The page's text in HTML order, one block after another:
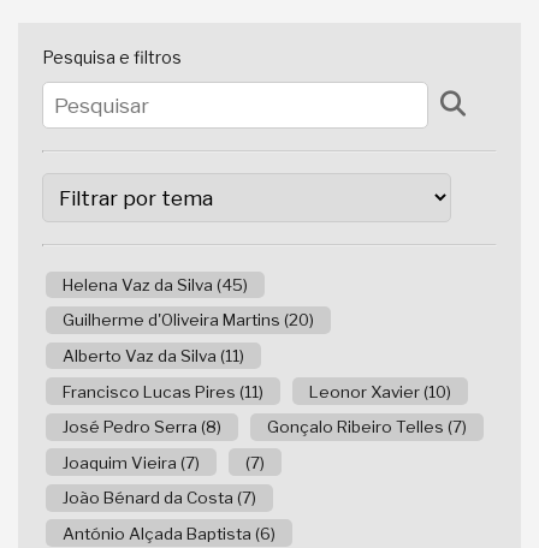
Pesquisa e filtros
Helena Vaz da Silva (45)
Guilherme d'Oliveira Martins (20)
Alberto Vaz da Silva (11)
Francisco Lucas Pires (11)
Leonor Xavier (10)
José Pedro Serra (8)
Gonçalo Ribeiro Telles (7)
Joaquim Vieira (7)
(7)
João Bénard da Costa (7)
António Alçada Baptista (6)